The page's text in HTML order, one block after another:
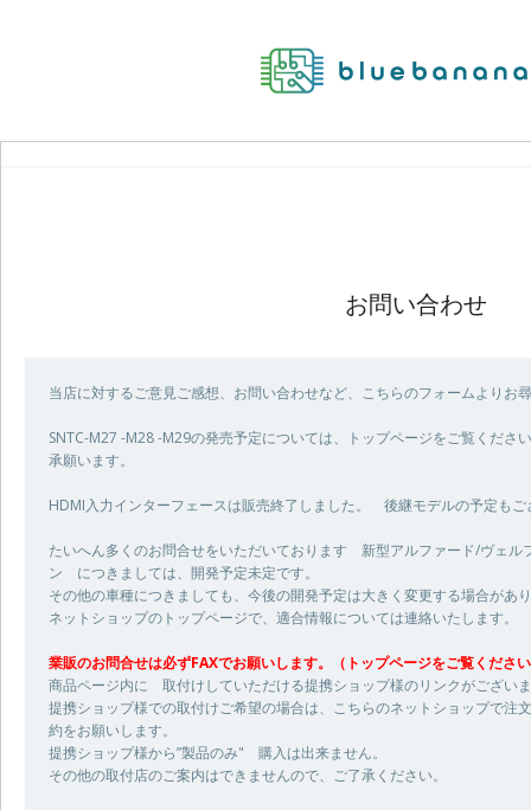
お問い合わせ
当店に対するご意見ご感想、お問い合わせなど、こちらのフォームよりお
SNTC-M27 -M28 -M29の発売予定については、トップページをご覧くださ
承願います。
HDMI入力インターフェースは販売終了しました。 後継モデルの予定も
たいへん多くのお問合せをいただいております 新型アルファード/ヴェル
ン につきましては、開発予定未定です。
その他の車種につきましても、今後の開発予定は大きく変更する場合があ
ネットショップのトップページで、適合情報については連絡いたします。
業販のお問合せは必ずFAXでお願いします。（トップページをご覧くださ
商品ページ内に 取付けしていただける提携ショップ様のリンクがござい
提携ショップ様での取付けご希望の場合は、こちらのネットショップで
約をお願いします。
提携ショップ様から”製品のみ" 購入は出来ません。
その他の取付店のご案内はできませんので、ご了承ください。